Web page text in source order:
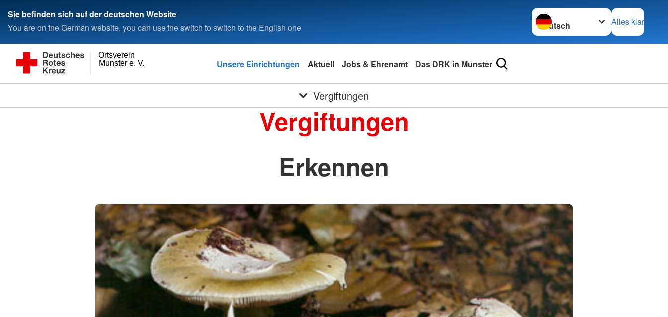
Sie befinden sich auf der deutschen Website
You are on the German website, you can use the switch to switch to the English one
Sprache wechseln zu
Alles klar
Munster e. V.
Ortsverein
Unsere Einrichtungen Aktuell Jobs & Ehrenamt Das DRK in Munster
Vergiftungen
Vergiftungen
Erkennen